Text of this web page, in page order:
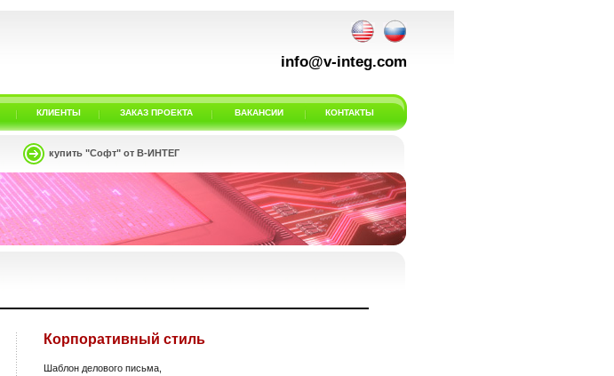
info@v-integ.com
КЛИЕНТЫ ЗАКАЗ ПРОЕКТА ВАКАНСИИ КОНТАКТЫ
купить "Софт" от В-ИНТЕГ
Корпоративный стиль
Шаблон делового письма,